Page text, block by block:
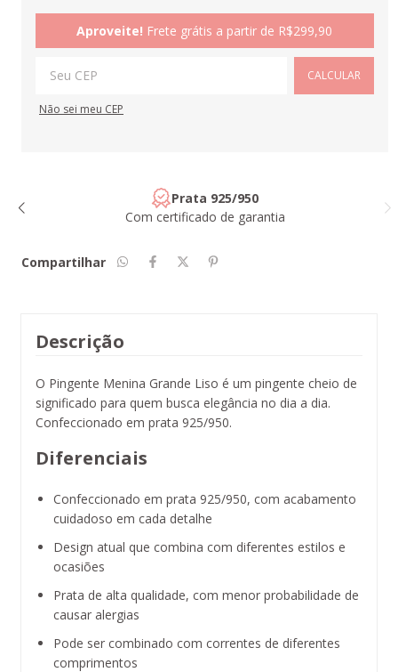
Aproveite! Frete grátis a partir de R$299,90
CALCULAR
Não sei meu CEP
Prata 925/950
Com certificado de garantia
Compartilhar
Descrição
O Pingente Menina Grande Liso é um pingente cheio de
significado para quem busca elegância no dia a dia.
Confeccionado em prata 925/950.
Diferenciais
Confeccionado em prata 925/950, com acabamento
cuidadoso em cada detalhe
Design atual que combina com diferentes estilos e
ocasiões
Prata de alta qualidade, com menor probabilidade de
causar alergias
Pode ser combinado com correntes de diferentes
comprimentos